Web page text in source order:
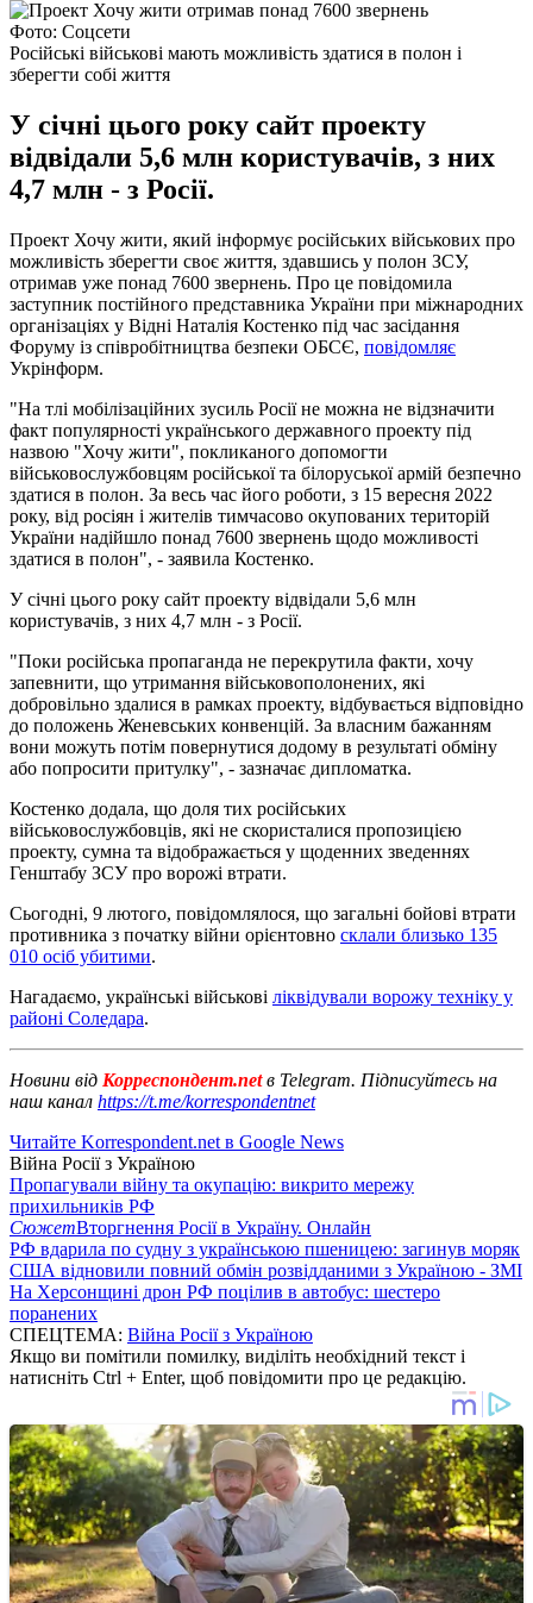
Фото: Соцсети
Російські військові мають можливість здатися в полон і
зберегти собі життя
У січні цього року сайт проекту
відвідали 5,6 млн користувачів, з них
4,7 млн - з Росії.
Проект Хочу жити, який інформує російських військових про
можливість зберегти своє життя, здавшись у полон ЗСУ,
отримав уже понад 7600 звернень. Про це повідомила
заступник постійного представника України при міжнародних
організаціях у Відні Наталія Костенко під час засідання
Форуму із співробітництва безпеки ОБСЄ, повідомляє
Укрінформ.
"На тлі мобілізаційних зусиль Росії не можна не відзначити
факт популярності українського державного проекту під
назвою "Хочу жити", покликаного допомогти
військовослужбовцям російської та білоруської армій безпечно
здатися в полон. За весь час його роботи, з 15 вересня 2022
року, від росіян і жителів тимчасово окупованих територій
України надійшло понад 7600 звернень щодо можливості
здатися в полон", - заявила Костенко.
У січні цього року сайт проекту відвідали 5,6 млн
користувачів, з них 4,7 млн - з Росії.
"Поки російська пропаганда не перекрутила факти, хочу
запевнити, що утримання військовополонених, які
добровільно здалися в рамках проекту, відбувається відповідно
до положень Женевських конвенцій. За власним бажанням
вони можуть потім повернутися додому в результаті обміну
або попросити притулку", - зазначає дипломатка.
Костенко додала, що доля тих російських
військовослужбовців, які не скористалися пропозицією
проекту, сумна та відображається у щоденних зведеннях
Генштабу ЗСУ про ворожі втрати.
Сьогодні, 9 лютого, повідомлялося, що загальні бойові втрати
противника з початку війни орієнтовно склали близько 135
010 осіб убитими.
Нагадаємо, українські військові ліквідували ворожу техніку у
районі Соледара.
Новини від Корреспондент.netв Telegram. Підписуйтесь на
наш канал https://t.me/korrespondentnet
Читайте Korrespondent.net в Google News
Війна Росії з Україною
Пропагували війну та окупацію: викрито мережу
прихильників РФ
СюжетВторгнення Росії в Україну. Онлайн
РФ вдарила по судну з українською пшеницею: загинув моряк
США відновили повний обмін розвідданими з Україною - ЗМІ
На Херсонщині дрон РФ поцілив в автобус: шестеро
поранених
СПЕЦТЕМА: Війна Росії з Україною
Якщо ви помітили помилку, виділіть необхідний текст і
натисніть Ctrl + Enter, щоб повідомити про це редакцію.